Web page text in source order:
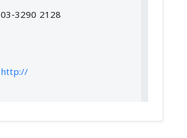
03-3290 2128
http://